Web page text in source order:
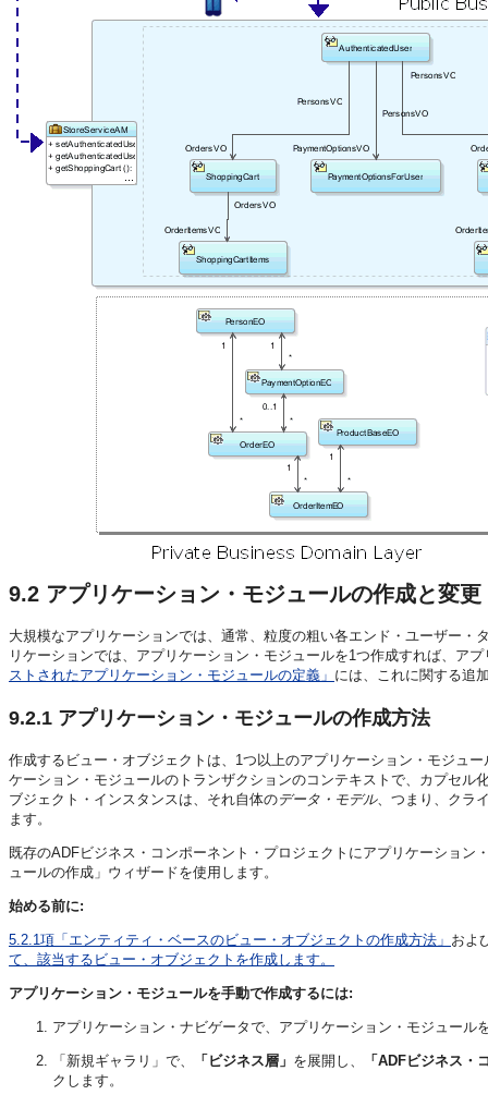
9.2 アプリケーション・モジュールの作成と変更
大規模なアプリケーションでは、通常、粒度の粗い各エンド・ユーザー
リケーションでは、アプリケーション・モジュールを1つ作成すれば、ア
ストされたアプリケーション・モジュールの定義」 には、これに関する追
9.2.1 アプリケーション・モジュールの作成方法
作成するビュー・オブジェクトは、1つ以上のアプリケーション・モジュ
ケーション・モジュールのトランザクションのコンテキストで、カプセ
ブジェクト・インスタンスは、それ自体のデータ・モデル、つまり、クラ
ます。
既存のADFビジネス・コンポーネント・プロジェクトにアプリケーショ
ュールの作成」ウィザードを使用します。
始める前に:
5.2.1項「エンティティ・ベースのビュー・オブジェクトの作成方法」 およ
て、該当するビュー・オブジェクトを作成します。
アプリケーション・モジュールを手動で作成するには:
アプリケーション・ナビゲータで、アプリケーション・モジュール
「新規ギャラリ」で、 「ビジネス層」 を展開し、
「ADFビジネス・
クします。